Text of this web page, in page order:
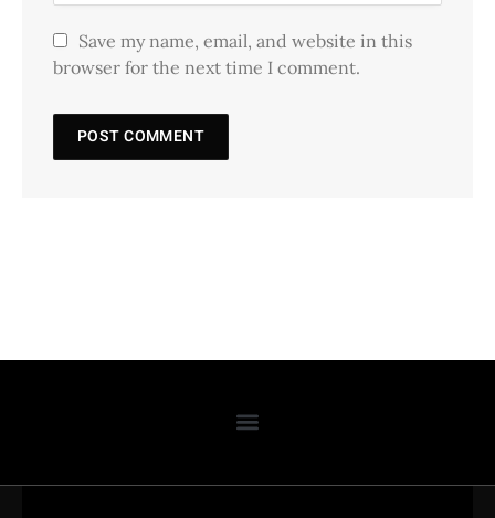
Save my name, email, and website in this
browser for the next time I comment.